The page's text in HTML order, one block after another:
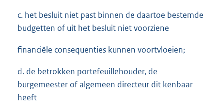
c. het besluit niet past binnen de daartoe bestemde
budgetten of uit het besluit niet voorziene
financiële consequenties kunnen voortvloeien;
d. de betrokken portefeuillehouder, de
burgemeester of algemeen directeur dit kenbaar
heeft